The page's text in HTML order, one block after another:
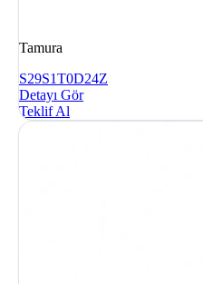
Tamura
S29S1T0D24Z
Detayı Gör
Teklif Al